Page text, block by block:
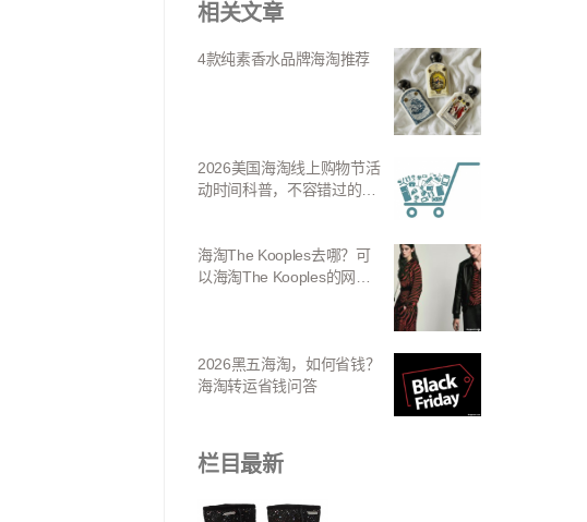
相关文章
4款纯素香水品牌海淘推荐
2026美国海淘线上购物节活
动时间科普，不容错过的好
海淘The Kooples去哪？可
以海淘The Kooples的网站
2026黑五海淘，如何省钱？
海淘转运省钱问答
栏目最新